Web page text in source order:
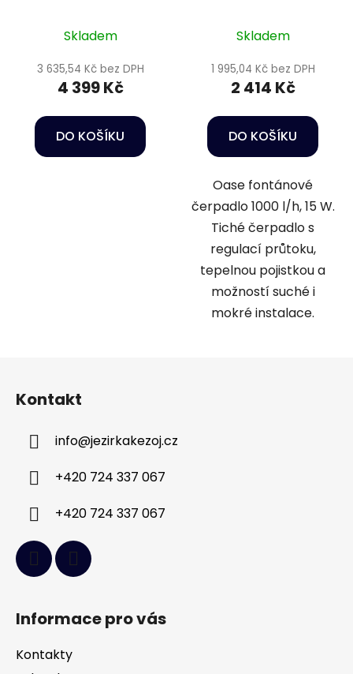
Skladem
3 635,54 Kč bez DPH
4 399 Kč
DO KOŠÍKU
Skladem
1 995,04 Kč bez DPH
2 414 Kč
DO KOŠÍKU
Oase fontánové
čerpadlo 1000 l/h, 15 W.
Tiché čerpadlo s
regulací průtoku,
tepelnou pojistkou a
možností suché i
mokré instalace.
Kontakt
info@jezirkakezoj.cz
+420 724 337 067
+420 724 337 067
Informace pro vás
Kontakty